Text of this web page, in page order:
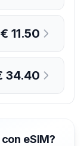
€ 11.50
34.40
eSIM?